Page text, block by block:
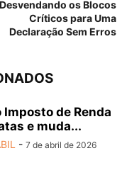
Desvendando os Blocos
Críticos para Uma
Declaração Sem Erros
de Renda
e muda...
- 7 de abril de 2026